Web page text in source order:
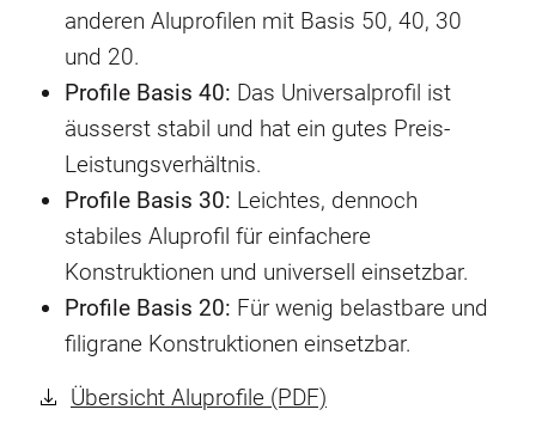
anderen Aluprofilen mit Basis 50, 40, 30
und 20.
Profile Basis 40: Das Universalprofil ist
äusserst stabil und hat ein gutes Preis-
Leistungsverhältnis.
Profile Basis 30: Leichtes, dennoch
stabiles Aluprofil für einfachere
Konstruktionen und universell einsetzbar.
Profile Basis 20: Für wenig belastbare und
filigrane Konstruktionen einsetzbar.
Übersicht Aluprofile (PDF)